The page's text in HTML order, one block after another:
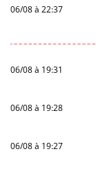
06/08 à 22:37
06/08 à 19:31
06/08 à 19:28
06/08 à 19:27